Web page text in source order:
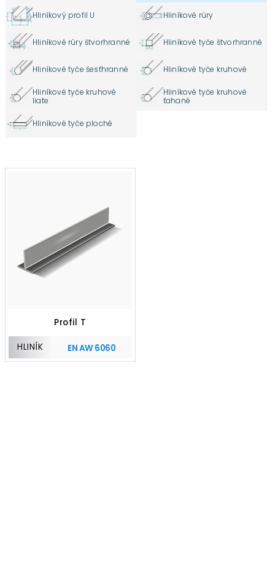
Hliníkový profil U Hliníkové rúry
Hliníkové rúry štvorhranné Hliníkové tyče štvorhranné
Hliníkové tyče šesťhranné Hliníkové tyče kruhové
Hliníkové tyče kruhové
liate
Hliníkové tyče kruhové
ťahané
Hliníkové tyče ploché
Profil T
HLINÍK EN AW 6060